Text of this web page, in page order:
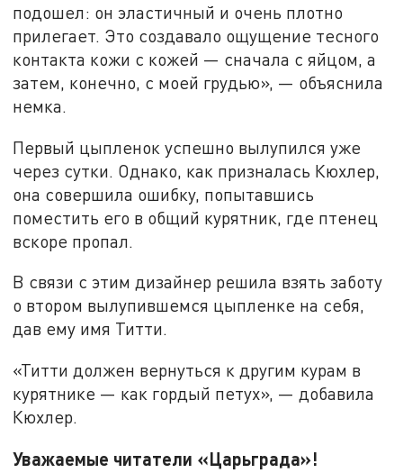
подошел: он эластичный и очень плотно
прилегает. Это создавало ощущение тесного
контакта кожи с кожей — сначала с яйцом, а
затем, конечно, с моей грудью», — объяснила
немка.
Первый цыпленок успешно вылупился уже
через сутки. Однако, как призналась Кюхлер,
она совершила ошибку, попытавшись
поместить его в общий курятник, где птенец
вскоре пропал.
В связи с этим дизайнер решила взять заботу
о втором вылупившемся цыпленке на себя,
дав ему имя Титти.
«Титти должен вернуться к другим курам в
курятнике — как гордый петух», — добавила
Кюхлер.
Уважаемые читатели «Царьграда»!